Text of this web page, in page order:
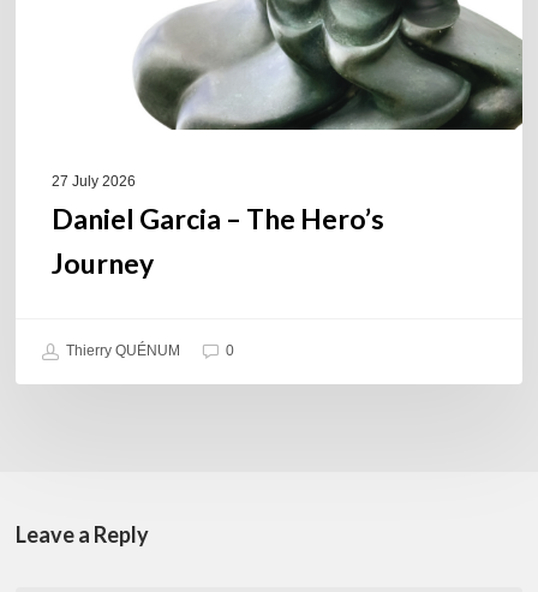
27 July 2026
Daniel Garcia – The Hero’s
Journey
Thierry QUÉNUM 0
Leave a Reply